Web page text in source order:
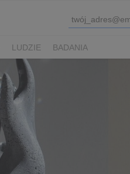
LUDZIE BADANIA